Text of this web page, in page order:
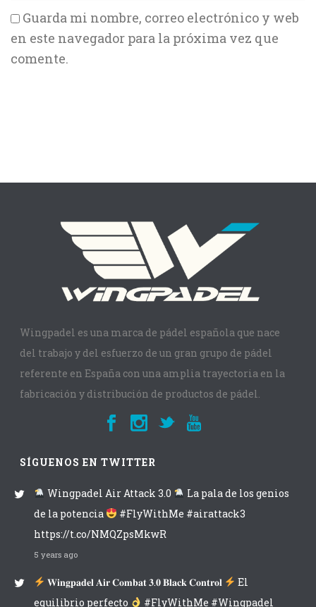
Guarda mi nombre, correo electrónico y web
en este navegador para la próxima vez que
comente.
Wingpadel es una marca de pádel española que nace
del trabajo y del esfuerzo de un gran grupo de pádel
referente en España con una amplia trayectoria en la
fabricación y distribución de productos de pádel.
SÍGUENOS EN TWITTER
Wingpadel Air Attack 3.0
La pala de los genios
de la potencia
#FlyWithMe #airattack3
https://t.co/NMQZpsMkwR
5 years ago
𝐖𝐢𝐧𝐠𝐩𝐚𝐝𝐞𝐥 𝐀𝐢𝐫 𝐂𝐨𝐦𝐛𝐚𝐭 𝟑.𝟎 𝐁𝐥𝐚𝐜𝐤 𝐂𝐨𝐧𝐭𝐫𝐨𝐥
El
equilibrio perfecto
#FlyWithMe #Wingpadel